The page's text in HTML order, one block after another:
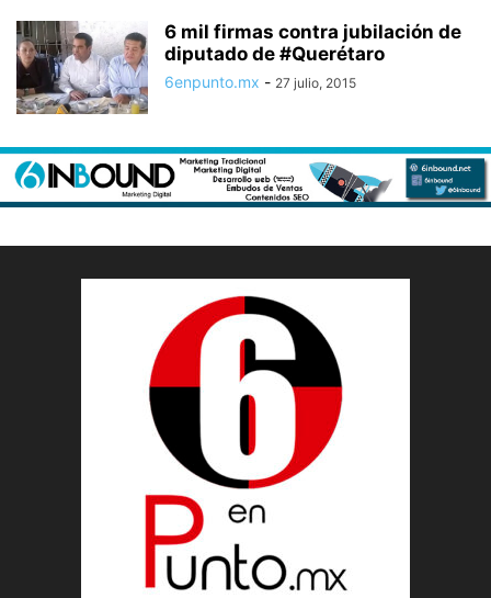
6 mil firmas contra jubilación de
diputado de #Querétaro
6enpunto.mx - 27 julio, 2015